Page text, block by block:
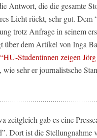
Antwort, die die gesamte
Licht rückt, sehr gut. Dem
trotz Anfrage in seinem
über dem Artikel von Inga
“HU-Studentinnen zeigen
wie sehr er journalistsche
zeitgleich gab es eine
Dort ist die